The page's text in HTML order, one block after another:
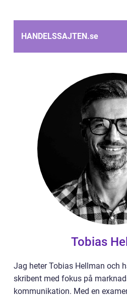
HANDELSSAJTEN.se
Tobias
Jag heter Tobias Hellman och
skribent med fokus på
kommunikation. Med en